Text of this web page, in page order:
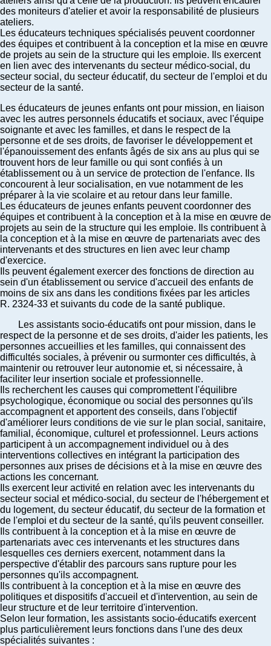
des moniteurs d'atelier et avoir la responsabilité de plusieurs
ateliers.
Les éducateurs techniques spécialisés peuvent coordonner
des équipes et contribuent à la conception et la mise en œuvre
de projets au sein de la structure qui les emploie. Ils exercent
en lien avec des intervenants du secteur médico-social, du
secteur social, du secteur éducatif, du secteur de l'emploi et du
secteur de la santé.
Les éducateurs de jeunes enfants ont pour mission, en liaison
avec les autres personnels éducatifs et sociaux, avec l'équipe
soignante et avec les familles, et dans le respect de la
personne et de ses droits, de favoriser le développement et
l'épanouissement des enfants âgés de six ans au plus qui se
trouvent hors de leur famille ou qui sont confiés à un
établissement ou à un service de protection de l'enfance. Ils
concourent à leur socialisation, en vue notamment de les
préparer à la vie scolaire et au retour dans leur famille.
Les éducateurs de jeunes enfants peuvent coordonner des
équipes et contribuent à la conception et à la mise en œuvre de
projets au sein de la structure qui les emploie. Ils contribuent à
la conception et à la mise en œuvre de partenariats avec des
intervenants et des structures en lien avec leur champ
d'exercice.
Ils peuvent également exercer des fonctions de direction au
sein d'un établissement ou service d'accueil des enfants de
moins de six ans dans les conditions fixées par les articles
R. 2324-33 et suivants du code de la santé publique.
Les assistants socio-éducatifs ont pour mission, dans le
respect de la personne et de ses droits, d'aider les patients, les
personnes accueillies et les familles, qui connaissent des
difficultés sociales, à prévenir ou surmonter ces difficultés, à
maintenir ou retrouver leur autonomie et, si nécessaire, à
faciliter leur insertion sociale et professionnelle.
Ils recherchent les causes qui compromettent l'équilibre
psychologique, économique ou social des personnes qu'ils
accompagnent et apportent des conseils, dans l'objectif
d'améliorer leurs conditions de vie sur le plan social, sanitaire,
familial, économique, culturel et professionnel. Leurs actions
participent à un accompagnement individuel ou à des
interventions collectives en intégrant la participation des
personnes aux prises de décisions et à la mise en œuvre des
actions les concernant.
Ils exercent leur activité en relation avec les intervenants du
secteur social et médico-social, du secteur de l'hébergement et
du logement, du secteur éducatif, du secteur de la formation et
de l'emploi et du secteur de la santé, qu'ils peuvent conseiller.
Ils contribuent à la conception et à la mise en œuvre de
partenariats avec ces intervenants et les structures dans
lesquelles ces derniers exercent, notamment dans la
perspective d'établir des parcours sans rupture pour les
personnes qu'ils accompagnent.
Ils contribuent à la conception et à la mise en œuvre des
politiques et dispositifs d'accueil et d'intervention, au sein de
leur structure et de leur territoire d'intervention.
Selon leur formation, les assistants socio-éducatifs exercent
plus particulièrement leurs fonctions dans l'une des deux
spécialités suivantes :